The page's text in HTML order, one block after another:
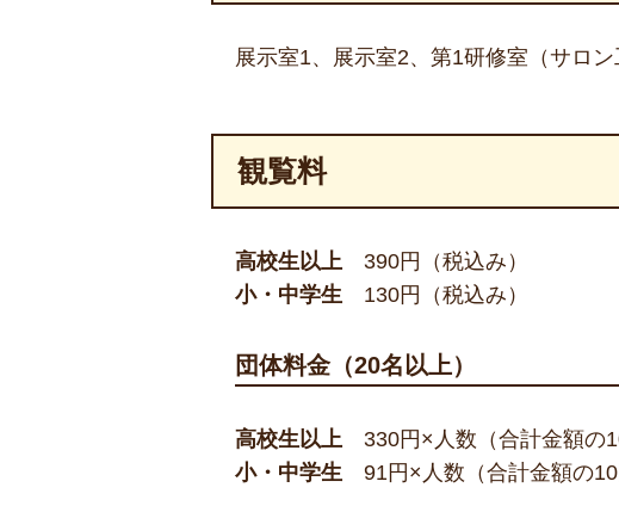
展示室1、展示室2、第1研修室（サロ
観覧料
高校生以上
390円（税込み）
小・中学生
130円（税込み）
団体料金（20名以上）
高校生以上
330円×人数（合計金額の
小・中学生
91円×人数（合計金額の10